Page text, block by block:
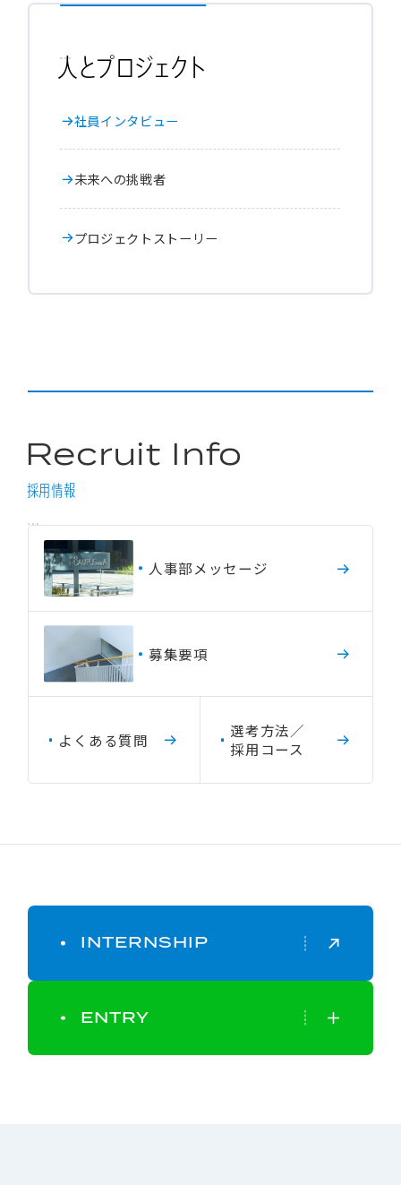
人とプロジェクト
社員イ ンタビュー
未来への挑戦者
プロジェク ト ス トー リー
Recruit I nfo
採用情報
人事部 メ ッセージ
募集要項
よ く あ る質問 選考方法／
採用 コース
INTERNSHIP
ENTRY